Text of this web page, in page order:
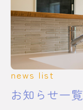
news list
お知らせ一覧